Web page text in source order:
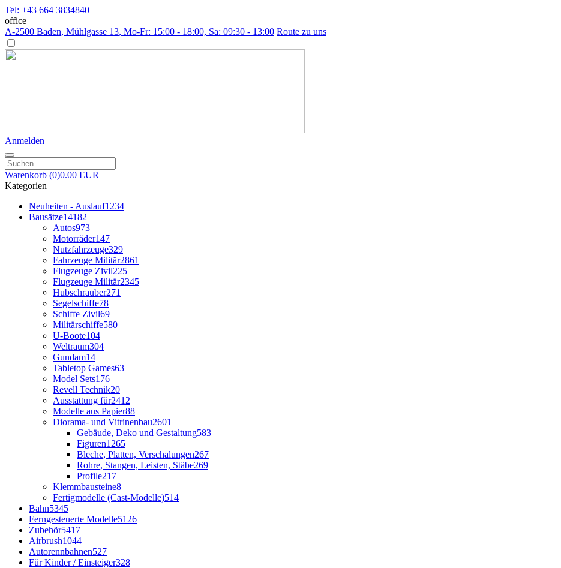
Tel: +43 664 3834840
office
A-2500 Baden, Mühlgasse 13, Mo-Fr: 15:00 - 18:00, Sa: 09:30 - 13:00 Route zu uns
Anmelden
Warenkorb (0)0.00 EUR
Kategorien
Neuheiten - Auslauf1234
Bausätze14182
Autos973
Motorräder147
Nutzfahrzeuge329
Fahrzeuge Militär2861
Flugzeuge Zivil225
Flugzeuge Militär2345
Hubschrauber271
Segelschiffe78
Schiffe Zivil69
Militärschiffe580
U-Boote104
Weltraum304
Gundam14
Tabletop Games63
Model Sets176
Revell Technik20
Ausstattung für2412
Modelle aus Papier88
Diorama- und Vitrinenbau2601
Gebäude, Deko und Gestaltung583
Figuren1265
Bleche, Platten, Verschalungen267
Rohre, Stangen, Leisten, Stäbe269
Profile217
Klemmbausteine8
Fertigmodelle (Cast-Modelle)514
Bahn5345
Ferngesteuerte Modelle5126
Zubehör5417
Airbrush1044
Autorennbahnen527
Für Kinder / Einsteiger328